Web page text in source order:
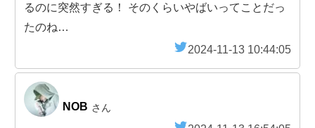
るのに突然すぎる！ そのくらいやばいってことだっ
たのね…
2024-11-13 10:44:05
NOB さん